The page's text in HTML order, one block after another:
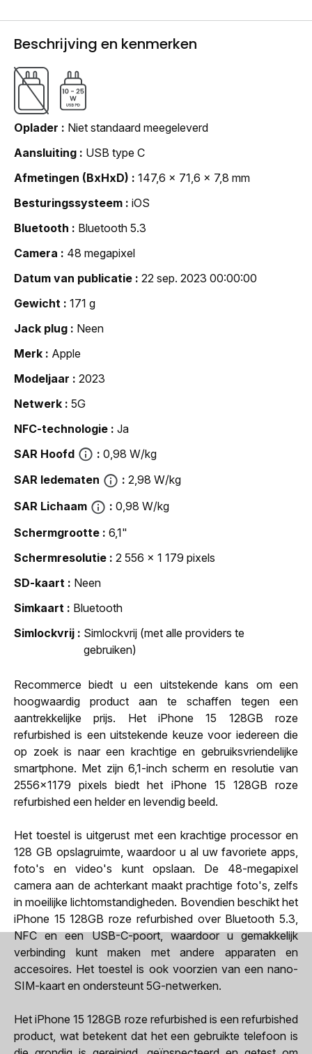
Beschrijving en kenmerken
Oplader
Niet standaard meegeleverd
Aansluiting
USB type C
Afmetingen (BxHxD)
147,6 x 71,6 x 7,8 mm
Besturingssysteem
iOS
Bluetooth
Bluetooth 5.3
Camera
48 megapixel
Datum van publicatie
22 sep. 2023 00:00:00
Gewicht
171 g
Jack plug
Neen
Merk
Apple
Modeljaar
2023
Netwerk
5G
NFC-technologie
Ja
SAR Hoofd
0,98 W/kg
SAR ledematen
2,98 W/kg
SAR Lichaam
0,98 W/kg
Schermgrootte
6,1"
Schermresolutie
2 556 x 1 179 pixels
SD-kaart
Neen
Simkaart
Bluetooth
Simlockvrij
Simlockvrij (met alle providers te
gebruiken)
Recommerce biedt u een uitstekende kans om een
hoogwaardig product aan te schaffen tegen een
aantrekkelijke prijs. Het iPhone 15 128GB roze
refurbished is een uitstekende keuze voor iedereen die
op zoek is naar een krachtige en gebruiksvriendelijke
smartphone. Met zijn 6,1-inch scherm en resolutie van
2556x1179 pixels biedt het iPhone 15 128GB roze
refurbished een helder en levendig beeld.
Het toestel is uitgerust met een krachtige processor en
128 GB opslagruimte, waardoor u al uw favoriete apps,
foto's en video's kunt opslaan. De 48-megapixel
camera aan de achterkant maakt prachtige foto's, zelfs
in moeilijke lichtomstandigheden. Bovendien beschikt het
iPhone 15 128GB roze refurbished over Bluetooth 5.3,
NFC en een USB-C-poort, waardoor u gemakkelijk
verbinding kunt maken met andere apparaten en
accesoires. Het toestel is ook voorzien van een nano-
SIM-kaart en ondersteunt 5G-netwerken.
Het iPhone 15 128GB roze refurbished is een refurbished
product, wat betekent dat het een gebruikte telefoon is